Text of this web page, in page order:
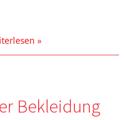
»
Bekleidung